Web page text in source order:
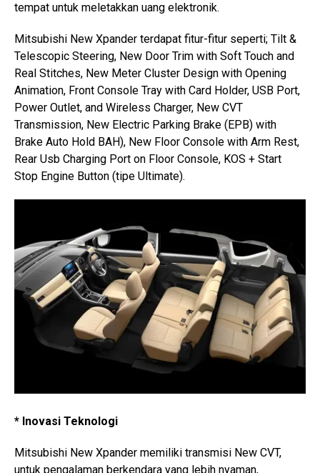
tempat untuk meletakkan uang elektronik.
Mitsubishi New Xpander terdapat fitur-fitur seperti; Tilt &
Telescopic Steering, New Door Trim with Soft Touch and
Real Stitches, New Meter Cluster Design with Opening
Animation, Front Console Tray with Card Holder, USB Port,
Power Outlet, and Wireless Charger, New CVT
Transmission, New Electric Parking Brake (EPB) with
Brake Auto Hold BAH), New Floor Console with Arm Rest,
Rear Usb Charging Port on Floor Console, KOS + Start
Stop Engine Button (tipe Ultimate).
* Inovasi Teknologi
Mitsubishi New Xpander memiliki transmisi New CVT,
untuk pengalaman berkendara yang lebih nyaman,